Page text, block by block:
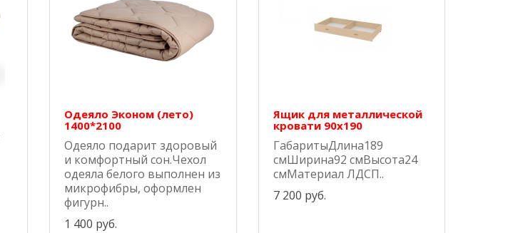
Одеяло Эконом (лето)
1400*2100
Одеяло подарит здоровый
и комфортный сон.Чехол
одеяла белого выполнен из
микрофибры, оформлен
фигурн..
1 400 руб.
Ящик для металлической
кровати 90х190
ГабаритыДлина189
смШирина92 смВысота24
смМатериал ЛДСП..
7 200 руб.